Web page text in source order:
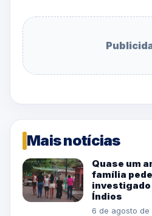
Mais notícias
Quase um
família
investigado
Índios
6 de agosto de